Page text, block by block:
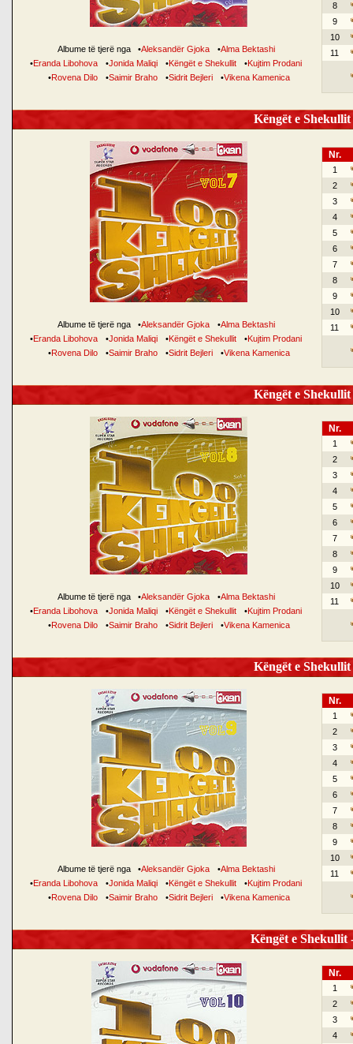
Albume të tjerë nga •Aleksandër Gjoka •Alma Bektashi
•Eranda Libohova •Jonida Maliqi •Këngët e Shekullit •Kujtim Prodani
•Rovena Dilo •Saimir Braho •Sidrit Bejleri •Vikena Kamenica
8
9
10
11
Këngët e
Albume të tjerë nga •Aleksandër Gjoka •Alma Bektashi
•Eranda Libohova •Jonida Maliqi •Këngët e Shekullit •Kujtim Prodani
•Rovena Dilo •Saimir Braho •Sidrit Bejleri •Vikena Kamenica
Nr.
1
2
3
4
5
6
7
8
9
10
11
Këngët e
Albume të tjerë nga •Aleksandër Gjoka •Alma Bektashi
•Eranda Libohova •Jonida Maliqi •Këngët e Shekullit •Kujtim Prodani
•Rovena Dilo •Saimir Braho •Sidrit Bejleri •Vikena Kamenica
Nr.
1
2
3
4
5
6
7
8
9
10
11
Këngët e
Albume të tjerë nga •Aleksandër Gjoka •Alma Bektashi
•Eranda Libohova •Jonida Maliqi •Këngët e Shekullit •Kujtim Prodani
•Rovena Dilo •Saimir Braho •Sidrit Bejleri •Vikena Kamenica
Nr.
1
2
3
4
5
6
7
8
9
10
11
Këngët e
Nr.
1
2
3
4